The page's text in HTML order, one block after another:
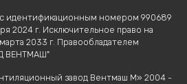
идентификационным номером 990689
2024 г. Исключительное право на
2033 г. Правообладателем
ВЕНТМАШ"
завод Вентмаш М» 2004 -